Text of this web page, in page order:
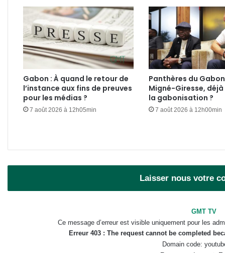
Gabon : À quand le retour de
l’instance aux fins de preuves
pour les médias ?
7 août 2026 à 12h05min
Panthères du
Migné-Giresse,
la gabonisation ?
7 août 2026 à 12h00min
Laisser nous votre
GMT TV
Ce message d’erreur est visible uniquement pour les
Erreur 403 : The request cannot be completed
Domain code: